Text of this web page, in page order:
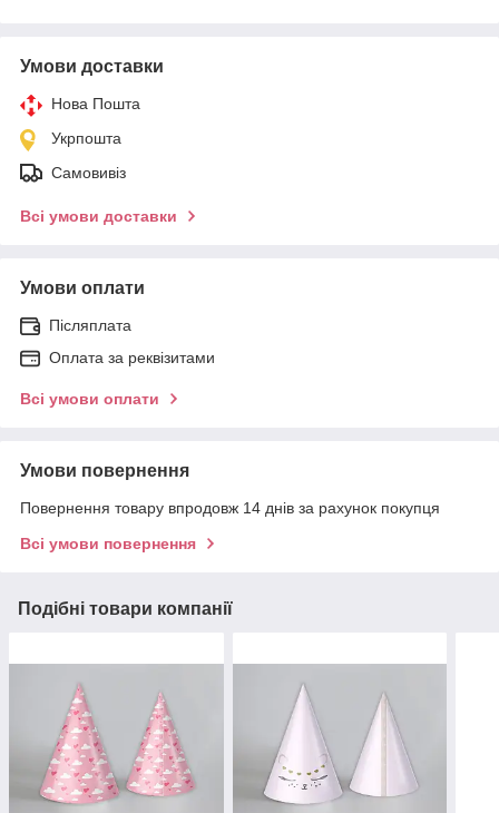
Умови доставки
Нова Пошта
Укрпошта
Самовивіз
Всі умови доставки
Умови оплати
Післяплата
Оплата за реквізитами
Всі умови оплати
Умови повернення
Повернення товару впродовж 14 днів за рахунок покупця
Всі умови повернення
Подібні товари компанії